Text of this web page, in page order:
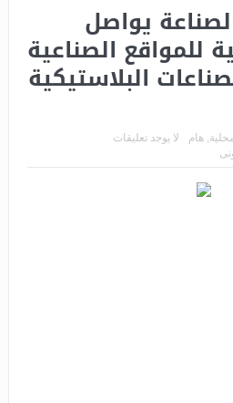
يواصل
للمواقع الصناعية
البلاستيكية
, هام
لا يوجد تعليقات